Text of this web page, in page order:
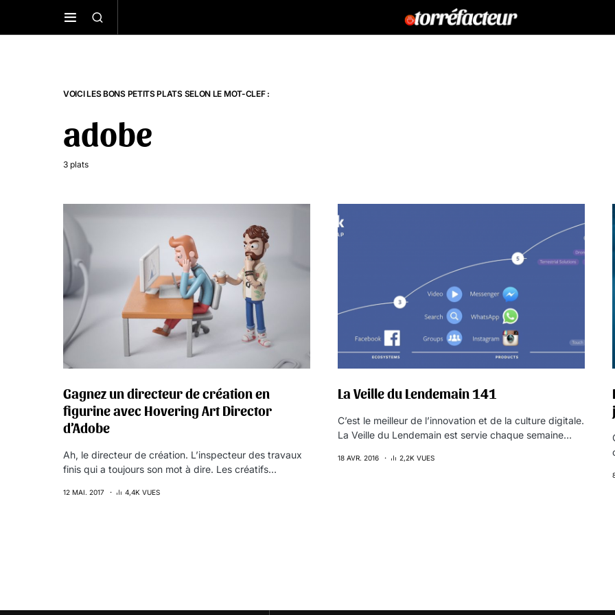
VOICI LES BONS PETITS PLATS SELON LE MOT-CLEF :
adobe
3 plats
Gagnez un directeur de création en
figurine avec Hovering Art Director
d’Adobe
Ah, le directeur de création. L’inspecteur des travaux
finis qui a toujours son mot à dire. Les créatifs…
12 MAI. 2017 4,4K VUES
La Veille du Lendemain 141
C’est le meilleur de l’innovation et de la culture digitale.
La Veille du Lendemain est servie chaque semaine…
18 AVR. 2016 2,2K VUES